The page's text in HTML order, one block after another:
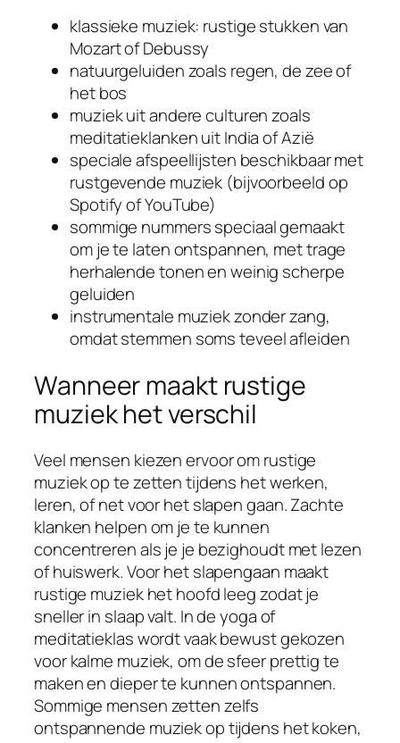
klassieke muziek: rustige stukken van
Mozart of Debussy
natuurgeluiden zoals regen, de zee of
het bos
muziek uit andere culturen zoals
meditatieklanken uit India of Azië
speciale afspeellijsten beschikbaar met
rustgevende muziek (bijvoorbeeld op
Spotify of YouTube)
sommige nummers speciaal gemaakt
om je te laten ontspannen, met trage
herhalende tonen en weinig scherpe
geluiden
instrumentale muziek zonder zang,
omdat stemmen soms teveel afleiden
Wanneer maakt rustige
muziek het verschil
Veel mensen kiezen ervoor om rustige
muziek op te zetten tijdens het werken,
leren, of net voor het slapen gaan. Zachte
klanken helpen om je te kunnen
concentreren als je je bezighoudt met lezen
of huiswerk. Voor het slapengaan maakt
rustige muziek het hoofd leeg zodat je
sneller in slaap valt. In de yoga of
meditatieklas wordt vaak bewust gekozen
voor kalme muziek, om de sfeer prettig te
maken en dieper te kunnen ontspannen.
Sommige mensen zetten zelfs
ontspannende muziek op tijdens het koken,